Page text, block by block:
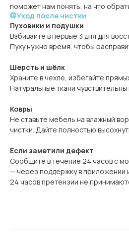
поможет нам понять, на что
🥼Уход после чистки
Пуховики и подушки
Взбивайте в первые 3 дня для
Пуху нужно время, чтобы
Шерсть и шёлк
Храните в чехле, избегайте
Натуральные ткани чувствительны
Ковры
Не ставьте мебель на влажный
чистки. Дайте полностью
Если заметили дефект
Сообщите в течение 24 часов с
— через поддержку в приложении
24 часов претензии не